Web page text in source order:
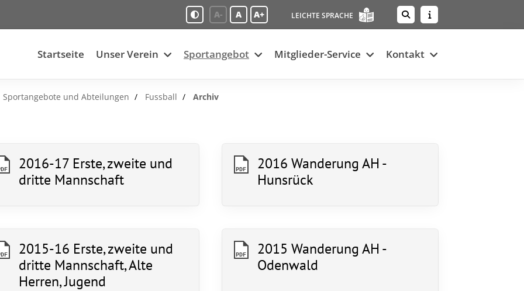
A- A A+ LEICHTE SPRACHE
Startseite Unser Verein Sportangebot Mitglieder-Service Kontakt
Sportangebote und Abteilungen Fussball Archiv
2016-17 Erste, zweite und
dritte Mannschaft
PDF
2016 Wanderung AH -
Hunsrück
2015-16 Erste, zweite und
dritte Mannschaft, Alte
Herren, Jugend
PDF
2015 Wanderung AH -
Odenwald
Mitglieder-Service